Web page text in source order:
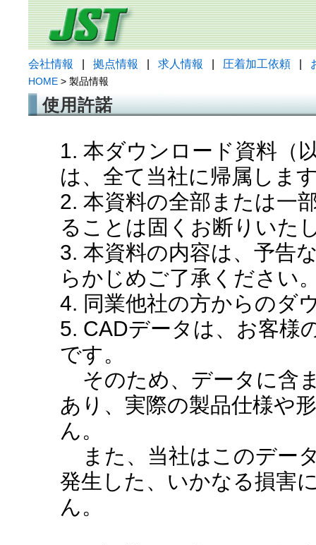
会社情報 拠点情報 求人情報 圧着加工依頼
HOME > 製品情報
使用許諾
1. 本ダウンロード資料（
は、全て当社に帰属しま
2. 本資料の全部または一
ることは固くお断りいた
3. 本資料の内容は、予告
らかじめご了承ください
4. 同業他社の方からのダ
5. CADデータは、お客様
です。
そのため、データに含
あり、実際の製品仕様や
ん。
また、当社はこのデー
発生した、いかなる損害
ん。